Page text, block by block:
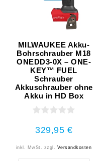
MILWAUKEE Akku-
Bohrschrauber M18
ONEDD3-0X – ONE-
KEY™ FUEL
Schrauber
Akkuschrauber ohne
Akku in HD Box
329,95 €
inkl. MwSt. zzgl. Versandkosten